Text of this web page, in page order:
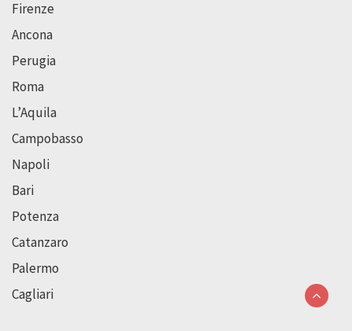
Firenze
Ancona
Perugia
Roma
L’Aquila
Campobasso
Napoli
Bari
Potenza
Catanzaro
Palermo
Cagliari